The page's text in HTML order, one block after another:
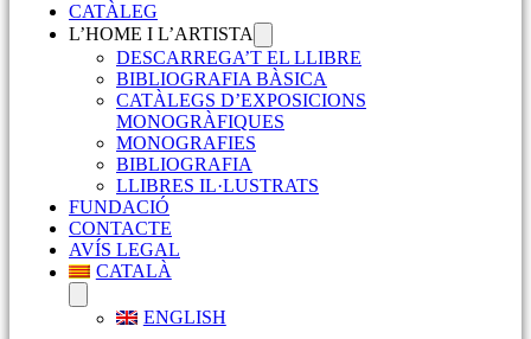
CATÀLEG
L’HOME I L’ARTISTA
DESCARREGA’T EL LLIBRE
BIBLIOGRAFIA BÀSICA
CATÀLEGS D’EXPOSICIONS
MONOGRÀFIQUES
MONOGRAFIES
BIBLIOGRAFIA
LLIBRES IL·LUSTRATS
FUNDACIÓ
CONTACTE
AVÍS LEGAL
CATALÀ
ENGLISH